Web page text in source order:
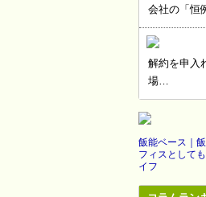
会社の「恒
解約を申入
場…
飯能ベース｜
フィスとして
イフ